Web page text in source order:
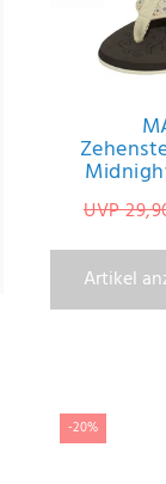
UVP
Artikel
-20%